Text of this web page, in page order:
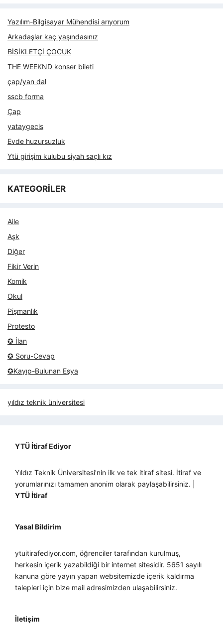
Yazılım-Bilgisayar Mühendisi arıyorum
Arkadaşlar kaç yaşındasınız
BİSİKLETÇİ ÇOCUK
THE WEEKND konser bileti
çap/yan dal
sscb forma
Çap
yataygecis
Evde huzursuzluk
Ytü girişim kulubu siyah saçlı kız
KATEGORİLER
Aile
Aşk
Diğer
Fikir Verin
Komik
Okul
Pişmanlık
Protesto
✪ İlan
✪ Soru-Cevap
✪Kayıp-Bulunan Eşya
yıldız teknik üniversitesi
YTÜ İtiraf Ediyor
Yıldız Teknik Üniversitesi'nin ilk ve tek itiraf sitesi. İtiraf ve
yorumlarınızı tamamen anonim olarak paylaşabilirsiniz. |
YTÜ İtiraf
Yasal Bildirim
ytuitirafediyor.com, öğrenciler tarafından kurulmuş,
herkesin içerik yazabildiği bir internet sitesidir. 5651 sayılı
kanuna göre yayın yapan websitemizde içerik kaldırma
talepleri için bize mail adresimizden ulaşabilirsiniz.
İletişim